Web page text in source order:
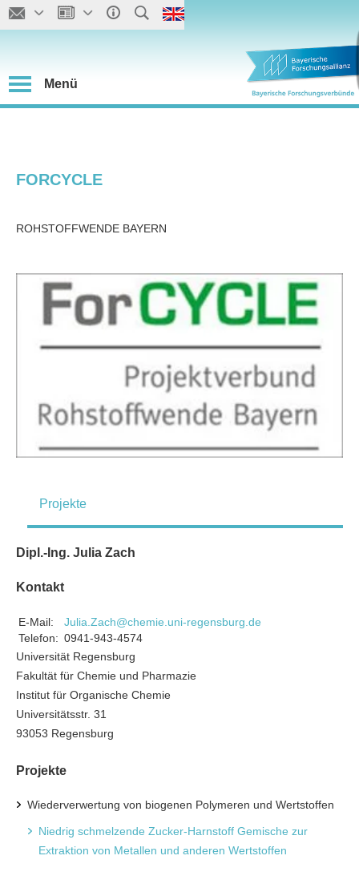
Menü
FORCYCLE
ROHSTOFFWENDE BAYERN
Projekte
Dipl.-Ing. Julia Zach
Kontakt
E-Mail:
Julia.Zach@chemie.uni-regensburg.de
Telefon: 0941-943-4574
Universität Regensburg
Fakultät für Chemie und Pharmazie
Institut für Organische Chemie
Universitätsstr. 31
93053 Regensburg
Projekte
Wiederverwertung von biogenen Polymeren und Wertstoffen
Niedrig schmelzende Zucker-Harnstoff Gemische zur
Extraktion von Metallen und anderen Wertstoffen